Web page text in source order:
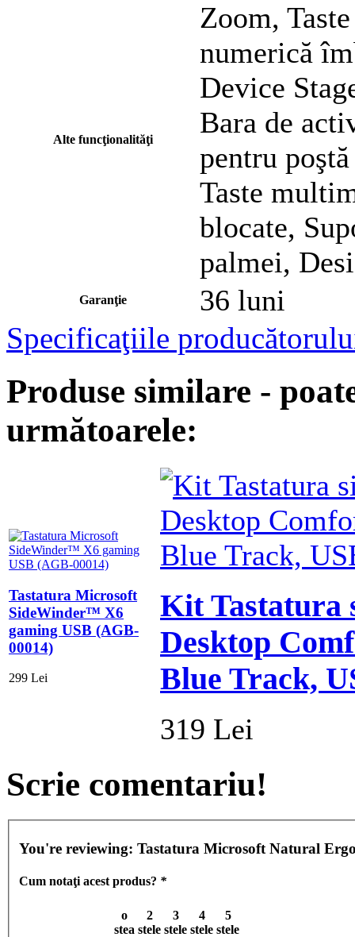
Alte funcţionalităţi
Zoom,
numerică
Device
Bara de
pentru
Taste
blocate,
palmei,
Garanţie 36 luni
Specificaţiile
Produse similare -
următoarele:
Tastatura Microsoft
SideWinder™ X6
gaming USB (AGB-
00014)
299 Lei
Kit Tastatura
Desktop
Blue Track,
319 Lei
Scrie comentariu!
You're reviewing: Tastatura Microsoft Natural
Cum notaţi acest produs? *
o
stea
2
stele
3
stele
4
stele
5
stele